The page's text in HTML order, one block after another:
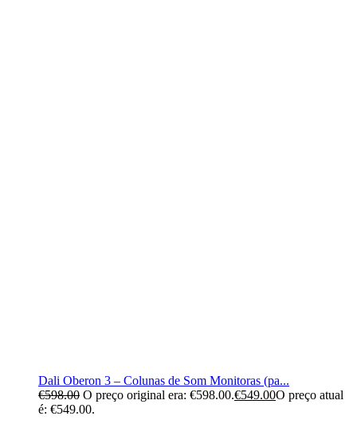
Dali Oberon 3 – Colunas de Som Monitoras (pa...
€598.00 O preço original era: €598.00.€549.00O preço atual
é: €549.00.